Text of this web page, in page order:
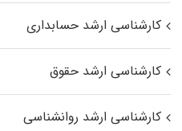
کارشناسی ارشد حسابداری
کارشناسی ارشد حقوق
کارشناسی ارشد روانشناسی